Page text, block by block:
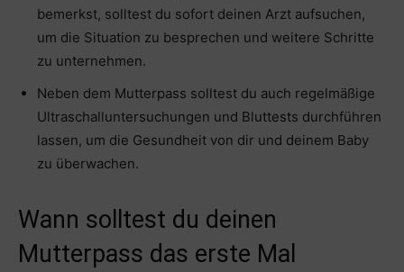
bemerkst, solltest du sofort deinen Arzt aufsuchen,
um die Situation zu besprechen und weitere Schritte
zu unternehmen.
Neben dem Mutterpass solltest du auch regelmäßige
Ultraschalluntersuchungen und Bluttests durchführen
lassen, um die Gesundheit von dir und deinem Baby
zu überwachen.
Wann solltest du deinen
Mutterpass das erste Mal